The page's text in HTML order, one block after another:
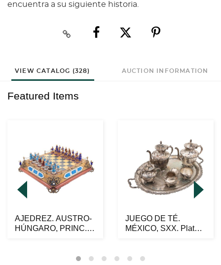
encuentra a su siguiente historia.
VIEW CATALOG (328) AUCTION INFORMATION
Featured Items
AJEDREZ. AUSTRO-
HÚNGARO, PRINC.
JUEGO DE TÉ.
MÉXICO, SXX. Plata